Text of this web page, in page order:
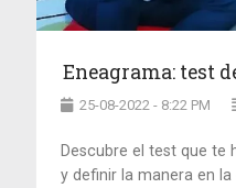
Eneagrama: test
25-08-2022 - 8:22 PM
Descubre el test que te
y definir la manera en la